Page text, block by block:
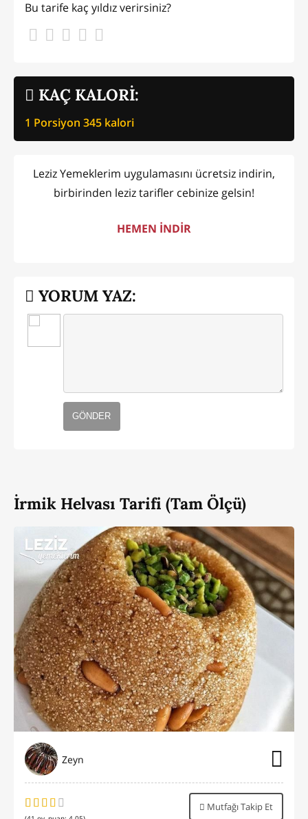
KAÇ KALORİ:
1 Porsiyon 345 kalori
Bu tarife kaç yıldız verirsiniz?
Leziz Yemeklerim uygulamasını ücretsiz indirin,
birbirinden leziz tarifler cebinize gelsin!
HEMEN İNDİR
YORUM YAZ:
GÖNDER
İrmik Helvası Tarifi (Tam Ölçü)
Zeyn
Mutfağı Takip Et